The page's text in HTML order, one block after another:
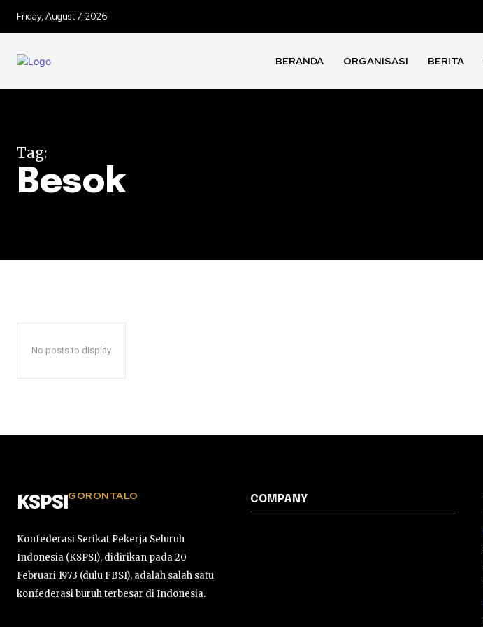
Friday, August 7, 2026
BERANDA ORGANISASI BERITA
Tag:
Besok
No posts to display
KSPSI GORONTALO
Konfederasi Serikat Pekerja Seluruh
Indonesia (KSPSI), didirikan pada 20
Februari 1973 (dulu FBSI), adalah salah satu
konfederasi buruh terbesar di Indonesia.
COMPANY